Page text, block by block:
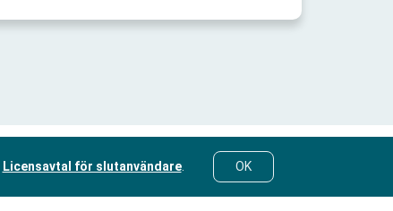
Licensavtal för slutanvändare. OK